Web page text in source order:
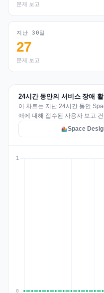
문제 보고
지난 30일
27
문제 보고
24시간 동안의 서비스 장애
이 차트는 지난 24시간 동안
애에 대해 접수된 사용자 보고
Space